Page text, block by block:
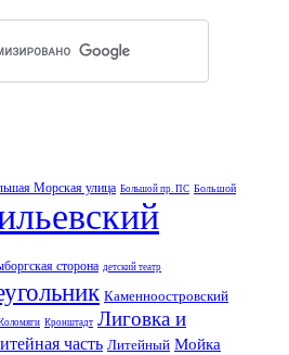
Морская улица Большой пр. ПС Большой
сторона детский театр
Каменноостровский
Кронштадт Лиговка и
часть Литейный Мойка